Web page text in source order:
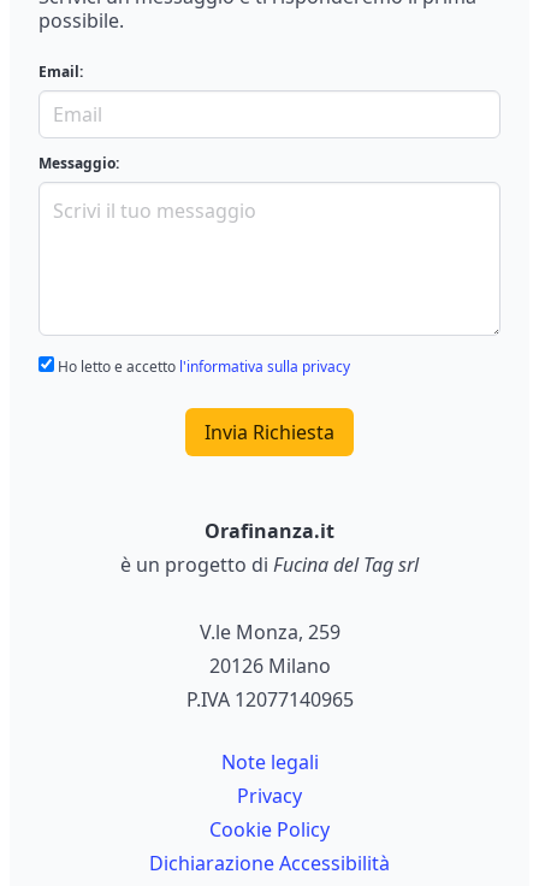
possibile.
Email:
Messaggio:
Ho letto e accetto l'informativa sulla privacy
Invia Richiesta
Orafinanza.it
è un progetto di Fucina del Tag srl
V.le Monza, 259
20126 Milano
P.IVA 12077140965
Note legali
Privacy
Cookie Policy
Dichiarazione Accessibilità